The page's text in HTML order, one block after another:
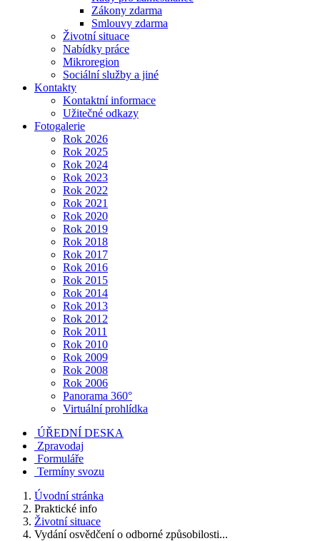
Zákony zdarma
Smlouvy zdarma
Životní situace
Nabídky práce
Mikroregion
Sociální služby a jiné
Kontakty
Kontaktní informace
Užitečné odkazy
Fotogalerie
Rok 2026
Rok 2025
Rok 2024
Rok 2023
Rok 2022
Rok 2021
Rok 2020
Rok 2019
Rok 2018
Rok 2017
Rok 2016
Rok 2015
Rok 2014
Rok 2013
Rok 2012
Rok 2011
Rok 2010
Rok 2009
Rok 2008
Rok 2006
Panorama 360°
Virtuální prohlídka
ÚŘEDNÍ DESKA
Zpravodaj
Formuláře
Termíny svozu
Úvodní stránka
Praktické info
Životní situace
Vydání osvědčení o odborné způsobilosti...